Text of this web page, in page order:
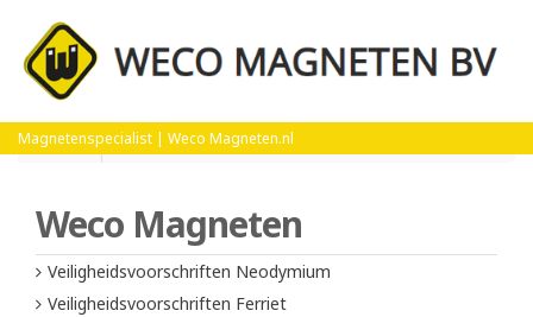
Magnetenspecialist | Weco Magneten.nl
Home Veiligheidsvoorschriften Ferriet
Weco Magneten
Veiligheidsvoorschriften Neodymium
Veiligheidsvoorschriften Ferriet